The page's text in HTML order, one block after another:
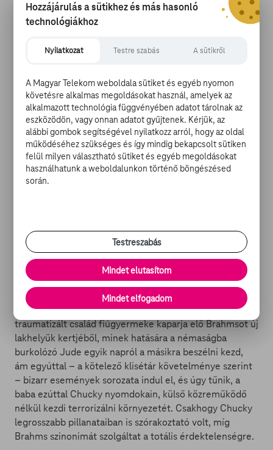
mellé társuló 72 milliós bevétel) bőven elegendő okot
folytatásra, ezúttal is William Brent Bell vezényletével.
És bár Bell már Az Ördög benned lakozik című mozival is
bizonyította feketeöves tucatdirektor mivoltát, A fiú
első fejezetében mégis felvillantott néhány, feszültség
kiváltására alkalmas mikromásodpercet. Nos, ezúttal
mintha kiemelt figyelmet fordított volna rá, hogy még
véletlenül se rontsa le hasonló momentumokkal a film
élvezeti értékét. A Brahms ugyanis kb. annyira
fröccsöntött horrorokban, ráadásul jóval meggyőzőbb
formában. És akkor még nem beszéltünk a forgatókönyv
legbődületesebb következetlenségéről: tudniillik egy
szó sem esik róla, hogyan tett szert az elmeroggyant
pótszülők által „felnevelt” porcelánbaba
természetfeletti képességekre. Ezúttal egy betörés által
traumatizált család fiúgyermeke kaparja elő Brahmsot új
lakhelyük kertjéből, minek hatására a némaságba
burkolózó Jude egyik napról a másikra beszélni kezd,
ám egyúttal – a kötelező klisétár követelménye szerint
– bizarr események sorozata indul el, és úgy tűnik, a
baba ezúttal Chucky nyomdokain, külső közreműködő
nélkül kezdi terrorizálni környezetét. Csakhogy Chucky
legrosszabb pillanataiban is szórakoztató volt, míg
Brahms szinonimát szolgáltat a totális érdektelenségre.
Hozzájárulás a sütikhez és más hasonló
technológiákhoz
Nyilatkozat Testre szabás A sütikről
A Magyar Telekom weboldala sütiket és egyéb nyomon
követésre alkalmas megoldásokat használ, amelyek az
alkalmazott technológia függvényében adatot tárolnak az
eszközödön, vagy onnan adatot gyűjtenek. Kérjük, az
alábbi gombok segítségével nyilatkozz arról, hogy az oldal
működéséhez szükséges és így mindig bekapcsolt sütiken
felül milyen választható sütiket és egyéb megoldásokat
használhatunk a weboldalunkon történő böngészésed
során.
Testreszabás
Mindet elutasítom
Mindet elfogadom